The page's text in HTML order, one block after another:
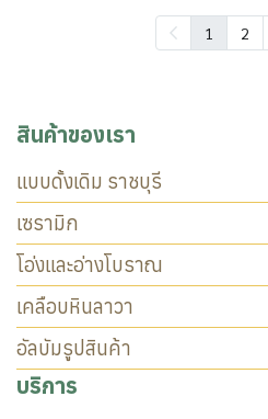
1 2
สินค้าของเรา
แบบดั้งเดิม ราชบุรี
เซรามิก
โอ่งและอ่างโบราณ
เคลือบหินลาวา
อัลบัมรูปสินค้า
บริการ